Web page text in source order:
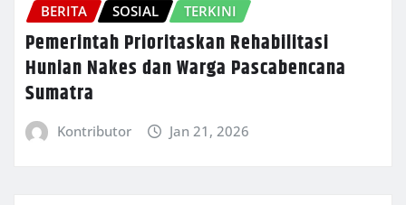
BERITA SOSIAL TERKINI
Pemerintah Prioritaskan Rehabilitasi
Hunian Nakes dan Warga Pascabencana
Sumatra
Kontributor Jan 21, 2026